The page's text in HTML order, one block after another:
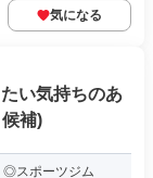
気になる
い気持ちのあ
補)
◎スポーツジム